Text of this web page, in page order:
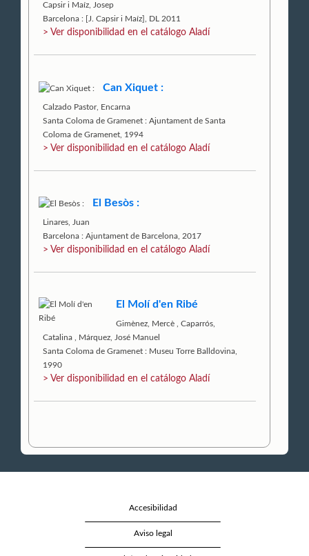
Capsir i Maíz, Josep
Barcelona : [J. Capsir i Maíz], DL 2011
> Ver disponibilidad en el catálogo Aladí
Can Xiquet :
Calzado Pastor, Encarna
Santa Coloma de Gramenet : Ajuntament de Santa
Coloma de Gramenet, 1994
> Ver disponibilidad en el catálogo Aladí
El Besòs :
Linares, Juan
Barcelona : Ajuntament de Barcelona, 2017
> Ver disponibilidad en el catálogo Aladí
El Molí d'en Ribé
Gimènez, Mercè ,Caparrós,
Catalina
Márquez, José Manuel
Santa Coloma de Gramenet : Museu Torre Balldovina,
1990
> Ver disponibilidad en el catálogo Aladí
Accesibilidad
Aviso legal